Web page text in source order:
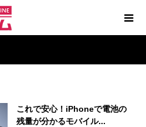
これで安心！iPhoneで電池の
残量が分かるモバイル...